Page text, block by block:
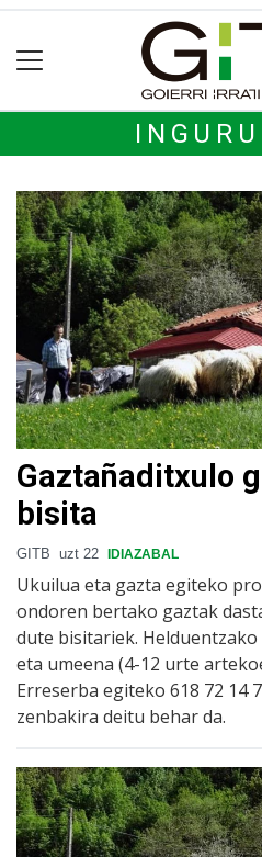
Gaztañaditxulo
bisita
GITB uzt 22 IDIAZABAL
Ukuilua eta gazta egiteko
ondoren bertako gaztak
dute bisitariek.
eta umeena (4-12 urte
Erreserba egiteko 618 72 14
zenbakira deitu behar da.